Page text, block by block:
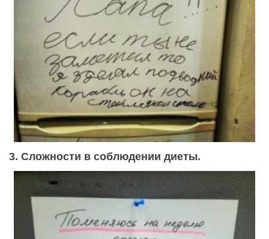
3. Сложности в соблюдении диеты.